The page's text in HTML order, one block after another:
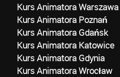
Kurs Animatora Warszawa
Kurs Animatora Poznań
Kurs Animatora Gdańsk
Kurs Animatora Katowice
Kurs Animatora Gdynia
Kurs Animatora Wrocław